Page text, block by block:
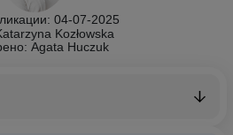
04-07-2025
Kozłowska
Agata Huczuk